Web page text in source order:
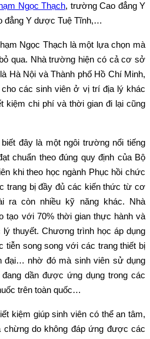
Ngọc Thạch, trường Cao đẳng Y
Y dược Tuệ Tĩnh,…
Ngọc Thạch là một lựa chọn mà
qua. Nhà trường hiện có cả cơ sở
Hà Nội và Thành phố Hồ Chí Minh,
các sinh viên ở vị trí địa lý khác
kiệm chi phí và thời gian đi lại cũng
đây là một ngôi trường nổi tiếng
chuẩn theo đúng quy định của Bộ
khi theo học ngành Phục hồi chức
trang bị đầy đủ các kiến thức từ cơ
ra còn nhiều kỹ năng khác. Nhà
tạo với 70% thời gian thực hành và
thuyết. Chương trình học áp dụng
tiễn song song với các trang thiết bị
đại… nhờ đó mà sinh viên sử dụng
dần được ứng dụng trong các
trên toàn quốc…
kiệm giúp sinh viên có thể an tâm,
chừng do không đáp ứng được các